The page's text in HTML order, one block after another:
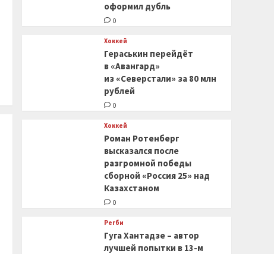
оформил дубль
0
Хоккей
Гераськин перейдёт
в «Авангард»
из «Северстали» за 80 млн
рублей
0
Хоккей
Роман Ротенберг
высказался после
разгромной победы
сборной «Россия 25» над
Казахстаном
0
Регби
Гуга Хантадзе – автор
лучшей попытки в 13-м